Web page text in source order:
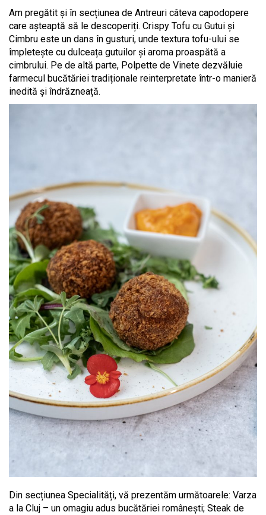
Am pregătit și în secțiunea de Antreuri câteva capodopere
care așteaptă să le descoperiți. Crispy Tofu cu Gutui și
Cimbru este un dans în gusturi, unde textura tofu-ului se
împletește cu dulceața gutuilor și aroma proaspătă a
cimbrului. Pe de altă parte, Polpette de Vinete dezvăluie
farmecul bucătăriei tradiționale reinterpretate într-o manieră
inedită și îndrăzneață.
Din secțiunea Specialități, vă prezentăm următoarele: Varza
a la Cluj – un omagiu adus bucătăriei românești; Steak de